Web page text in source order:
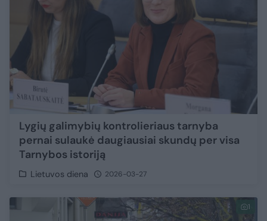
Lygių galimybių kontrolieriaus tarnyba
pernai sulaukė daugiausiai skundų per visa
Tarnybos istoriją
Lietuvos diena 2026-03-27
1